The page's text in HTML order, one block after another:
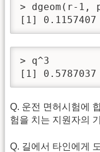
> dgeom(r-1,
[1] 0.1157407
> q^3
[1] 0.5787037
Q. 운전 면허시험에
험을 치는 지원자의
Q. 길에서 타인에게